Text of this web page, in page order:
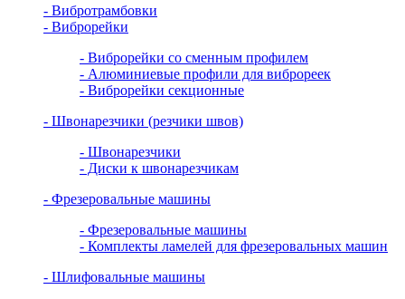
- Вибротрамбовки
- Виброрейки
- Виброрейки со сменным профилем
- Алюминиевые профили для виброреек
- Виброрейки секционные
- Швонарезчики (резчики швов)
- Швонарезчики
- Диски к швонарезчикам
- Фрезеровальные машины
- Фрезеровальные машины
- Комплекты ламелей для фрезеровальных машин
- Шлифовальные машины